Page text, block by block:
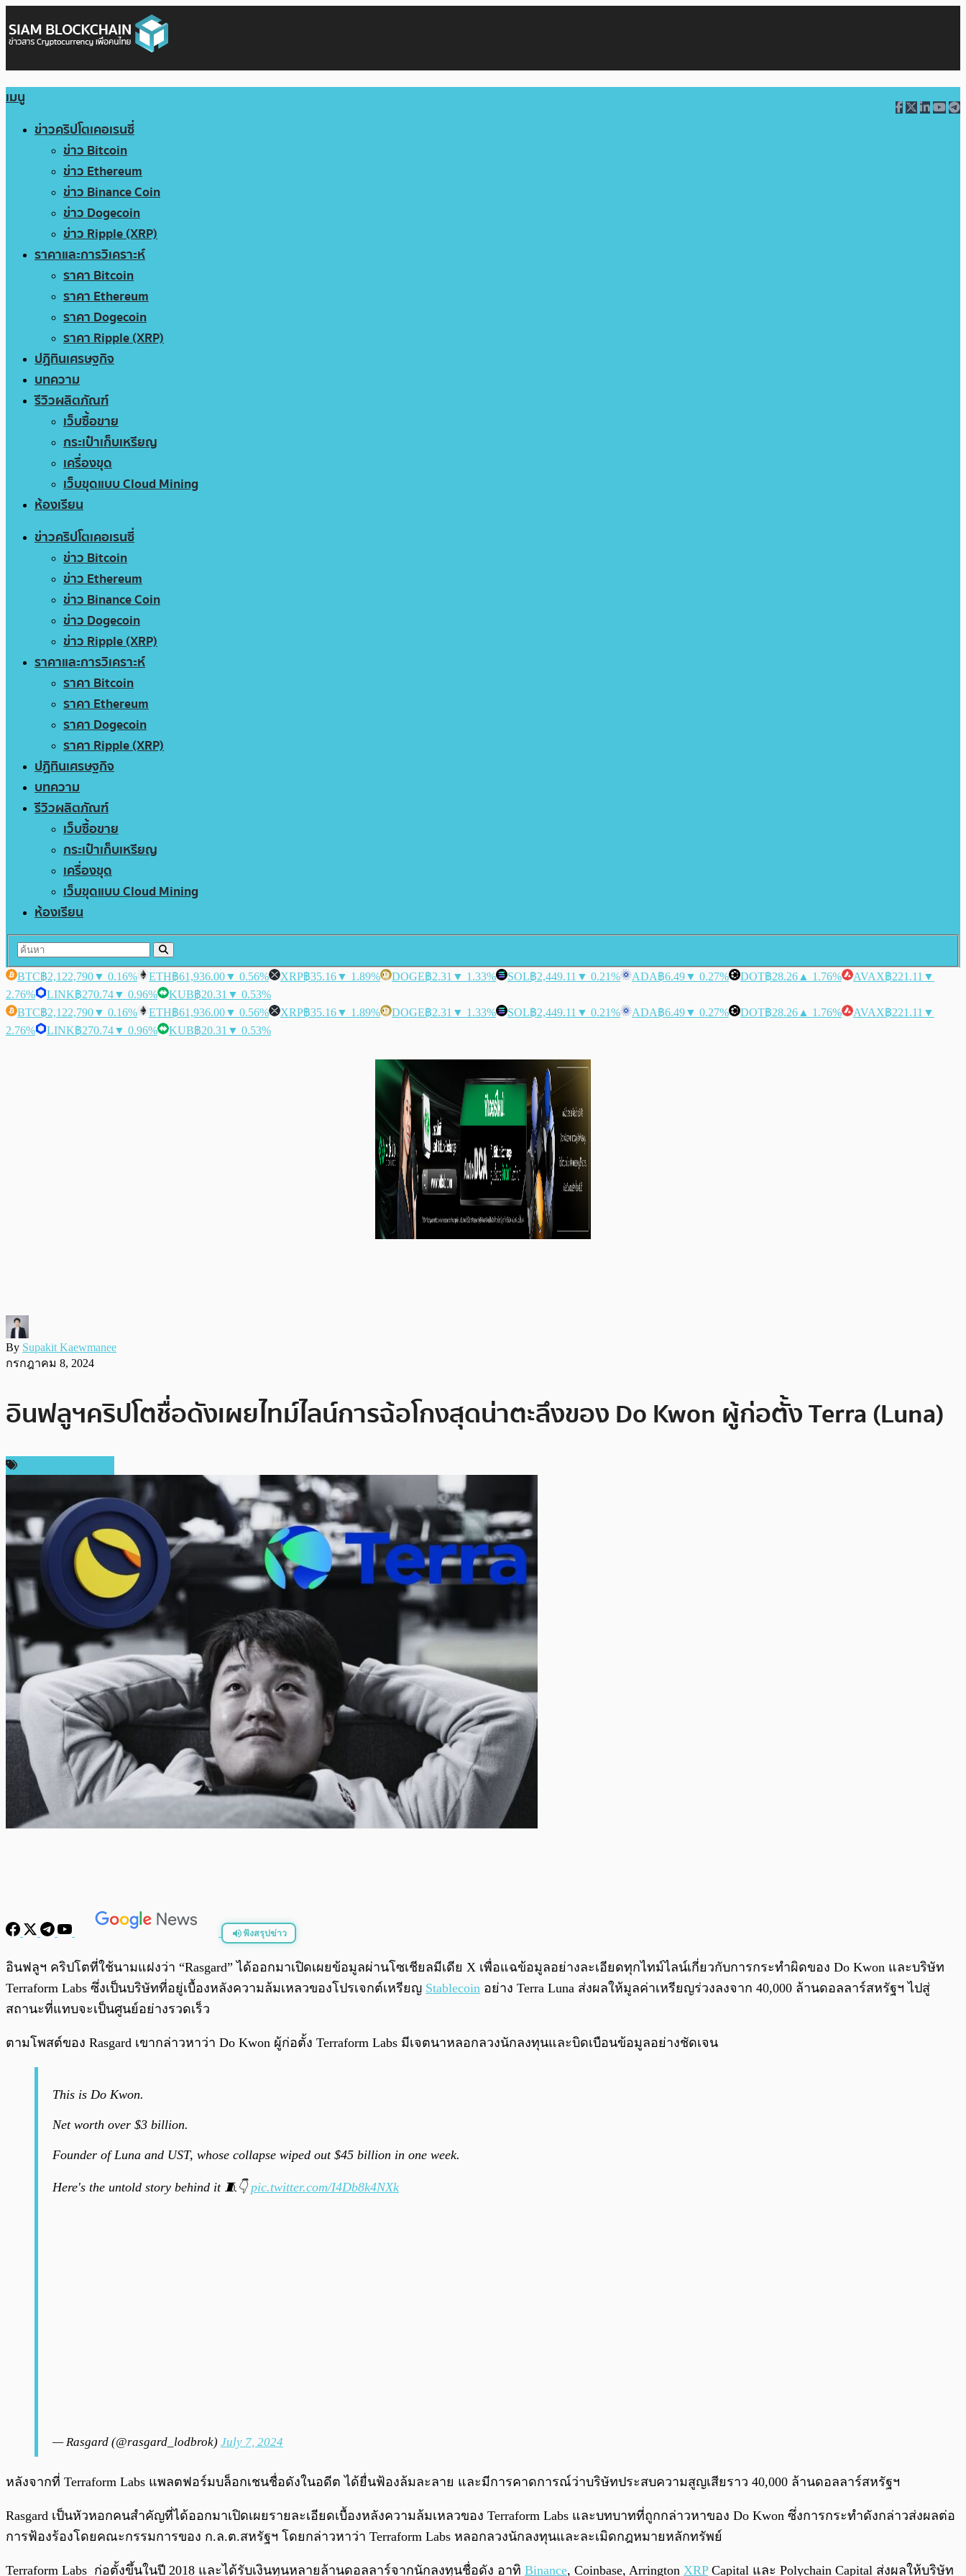
เมนู
ข่าวคริปโตเคอเรนซี่
ข่าว Bitcoin
ข่าว Ethereum
ข่าว Binance Coin
ข่าว Dogecoin
ข่าว Ripple (XRP)
ราคาและการวิเคราะห์
ราคา Bitcoin
ราคา Ethereum
ราคา Dogecoin
ราคา Ripple (XRP)
ปฏิทินเศรษฐกิจ
บทความ
รีวิวผลิตภัณฑ์
เว็บซื้อขาย
กระเป๋าเก็บเหรียญ
เครื่องขุด
เว็บขุดแบบ Cloud Mining
ห้องเรียน
ข่าวคริปโตเคอเรนซี่
ข่าว Bitcoin
ข่าว Ethereum
ข่าว Binance Coin
ข่าว Dogecoin
ข่าว Ripple (XRP)
ราคาและการวิเคราะห์
ราคา Bitcoin
ราคา Ethereum
ราคา Dogecoin
ราคา Ripple (XRP)
ปฏิทินเศรษฐกิจ
บทความ
รีวิวผลิตภัณฑ์
เว็บซื้อขาย
กระเป๋าเก็บเหรียญ
เครื่องขุด
เว็บขุดแบบ Cloud Mining
ห้องเรียน
BTC฿2,122,790▼ 0.16% ETH฿61,936.00▼ 0.56% XRP฿35.16▼ 1.89% DOGE฿2.31 ▼ 1.33% SOL฿2,449.11 ▼ 0.21% ADA฿6.49▼ 0.27% DOT฿28.26 ▲ 1.76% AVAX฿221.11 ▼
2.76%
LINK฿270.74▼ 0.96% KUB฿20.31 ▼ 0.53%
BTC฿2,122,790▼ 0.16% ETH฿61,936.00▼ 0.56% XRP฿35.16▼ 1.89% DOGE฿2.31 ▼ 1.33% SOL฿2,449.11 ▼ 0.21% ADA฿6.49▼ 0.27% DOT฿28.26 ▲ 1.76% AVAX฿221.11 ▼
2.76%
LINK฿270.74▼ 0.96% KUB฿20.31 ▼ 0.53%
By Supakit Kaewmanee
กรกฎาคม 8, 2024
อินฟลูฯคริปโตชื่อดังเผยไทม์ไลน์การฉ้อโกงสุดน่าตะลึงของ Do Kwon ผู้ก่อตั้ง Terra (Luna)
ฟังสรุปข่าว
พร้อมเล่น
อินฟลูฯ คริปโตที่ใช้นามแฝงว่า “Rasgard” ได้ออกมาเปิดเผยข้อมูลผ่านโซเชียลมีเดีย X เพื่อแฉข้อมูลอย่างละเอียดทุกไทม์ไลน์เกี่ยวกับการกระทำผิดของ Do Kwon และบริษัท
Terraform Labs ซึ่งเป็นบริษัทที่อยู่เบื้องหลังความล้มเหลวของโปรเจกต์เหรียญ Stablecoin อย่าง Terra Luna ส่งผลให้มูลค่าเหรียญร่วงลงจาก 40,000 ล้านดอลลาร์สหรัฐฯ ไปสู่
สถานะที่แทบจะเป็นศูนย์อย่างรวดเร็ว
ตามโพสต์ของ Rasgard เขากล่าวหาว่า Do Kwon ผู้ก่อตั้ง Terraform Labs มีเจตนาหลอกลวงนักลงทุนและบิดเบือนข้อมูลอย่างชัดเจน
This is Do Kwon.
Net worth over $3 billion.
Founder of Luna and UST, whose collapse wiped out $45 billion in one week.
Here's the untold story behind it 🧵👇 pic.twitter.com/I4Db8k4NXk
— Rasgard (@rasgard_lodbrok) July 7, 2024
หลังจากที่ Terraform Labs แพลตฟอร์มบล็อกเชนชื่อดังในอดีต ได้ยื่นฟ้องล้มละลาย และมีการคาดการณ์ว่าบริษัทประสบความสูญเสียราว 40,000 ล้านดอลลาร์สหรัฐฯ
Rasgard เป็นหัวหอกคนสำคัญที่ได้ออกมาเปิดเผยรายละเอียดเบื้องหลังความล้มเหลวของ Terraform Labs และบทบาทที่ถูกกล่าวหาของ Do Kwon ซึ่งการกระทำดังกล่าวส่งผลต่อ
การฟ้องร้องโดยคณะกรรมการของ ก.ล.ต.สหรัฐฯ โดยกล่าวหาว่า Terraform Labs หลอกลวงนักลงทุนและละเมิดกฎหมายหลักทรัพย์
Terraform Labs ก่อตั้งขึ้นในปี 2018 และได้รับเงินทุนหลายล้านดอลลาร์จากนักลงทุนชื่อดัง อาทิ Binance, Coinbase, Arrington XRPCapital และ Polychain Capital ส่งผลให้บริษัท